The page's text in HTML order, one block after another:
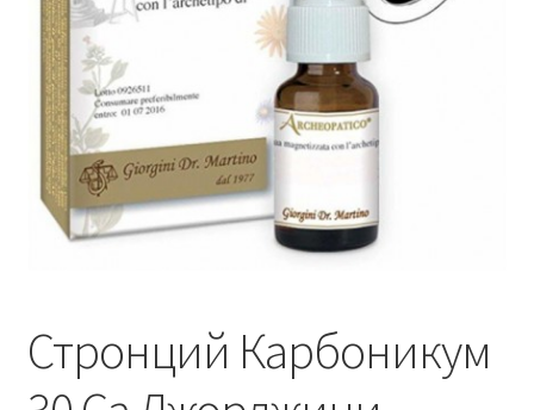
Стронций Карбоникум